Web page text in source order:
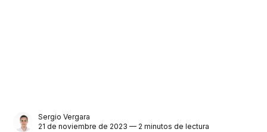
Sergio Vergara
21 de noviembre de 2023 — 2 minutos de lectura